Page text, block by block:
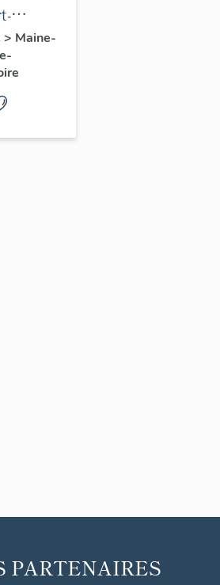
> Maine-
PARTENAIRES